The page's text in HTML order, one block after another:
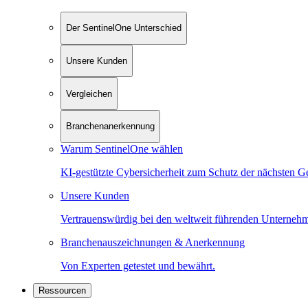
Der SentinelOne Unterschied
Unsere Kunden
Vergleichen
Branchenanerkennung
Warum SentinelOne wählen
KI-gestützte Cybersicherheit zum Schutz der nächsten
Unsere Kunden
Vertrauenswürdig bei den weltweit führenden
Branchenauszeichnungen & Anerkennung
Von Experten getestet und bewährt.
Ressourcen